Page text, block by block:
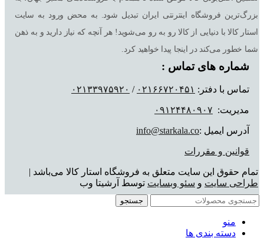
بزرگ‌ترین فروشگاه اینترنتی ایران تبدیل شود. به محض ورود به سایت
استار کالا با دنیایی از کالا رو به رو می‌شوید! هر آنچه که نیاز دارید و به ذهن
شما خطور می‌کند در اینجا پیدا خواهید کرد.
شماره های تماس :
تماس با دفتر: ٠٢١۶۶٧٢٠۴۵١ / ٠٢١٣٣٩٧۵٩٢٠
مدیریت: ٠٩١٢۴۴٨٠٩٠٧
آدرس ایمیل :info@starkala.co
قوانین و مقررات
تمام حقوق این سایت متعلق به فروشگاه استار کالا می‌باشد |
طراحی سایت و سئو وبسایت توسط آرشیتا وب
جستجو
منو
دسته بندی ها